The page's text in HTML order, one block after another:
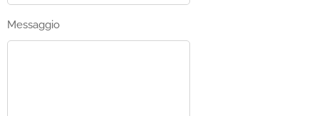
Messaggio